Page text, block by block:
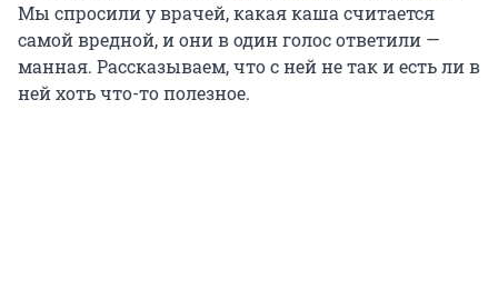
Мы спросили у врачей, какая каша считается
самой вредной, и они в один голос ответили —
манная. Рассказываем, что с ней не так и есть ли в
ней хоть что-то полезное.